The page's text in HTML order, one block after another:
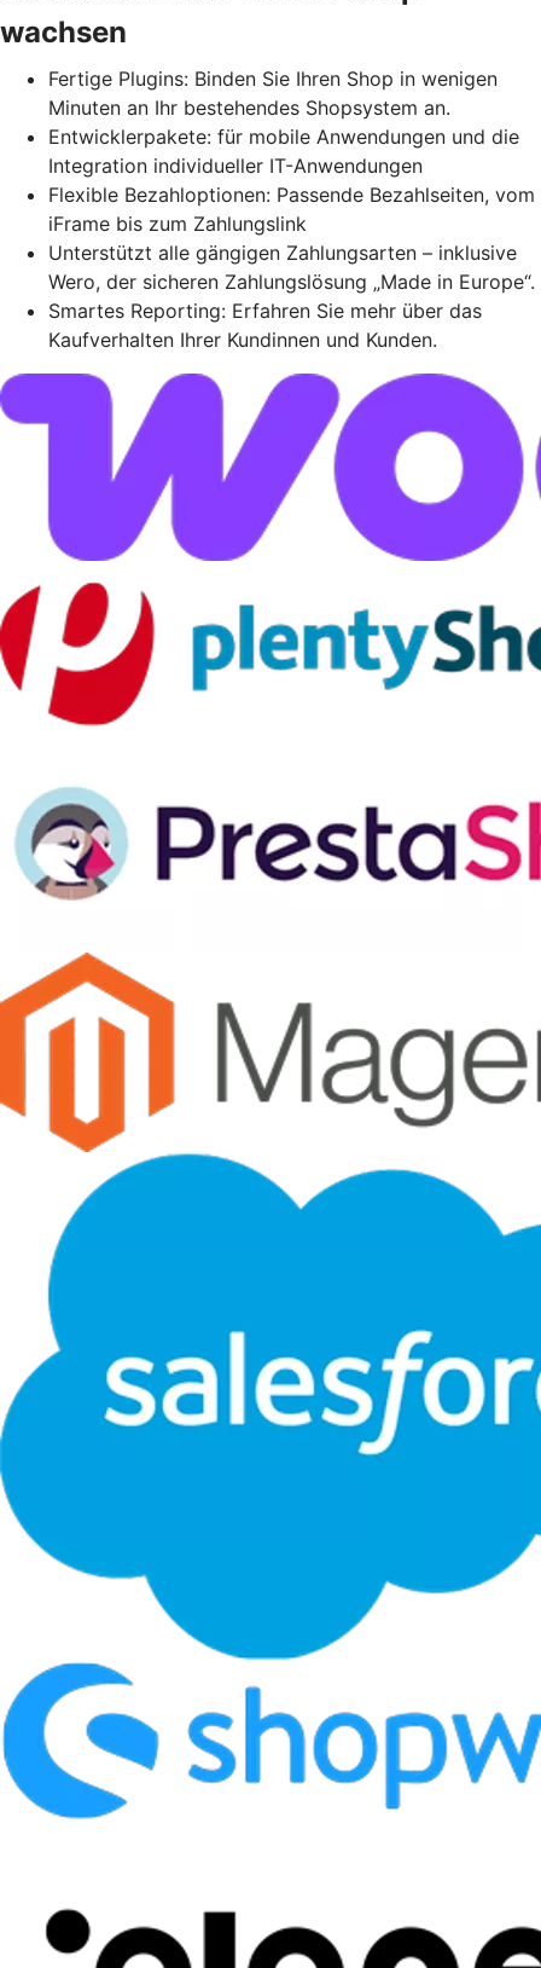
wachsen
Fertige Plugins: Binden Sie Ihren Shop in wenigen
Minuten an Ihr bestehendes Shopsystem an.
Entwicklerpakete: für mobile Anwendungen und die
Integration individueller IT-Anwendungen
Flexible Bezahloptionen: Passende Bezahlseiten, vom
iFrame bis zum Zahlungslink
Unterstützt alle gängigen Zahlungsarten – inklusive
Wero, der sicheren Zahlungslösung „Made in Europe“.
Smartes Reporting: Erfahren Sie mehr über das
Kaufverhalten Ihrer Kundinnen und Kunden.